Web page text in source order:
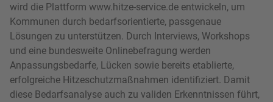
wird die Plattform www.hitze-service.de entwickeln, um
Kommunen durch bedarfsorientierte, passgenaue
Lösungen zu unterstützen. Durch Interviews, Workshops
und eine bundesweite Onlinebefragung werden
Anpassungsbedarfe, Lücken sowie bereits etablierte,
erfolgreiche Hitzeschutzmaßnahmen identifiziert. Damit
diese Bedarfsanalyse auch zu validen Erkenntnissen führt,